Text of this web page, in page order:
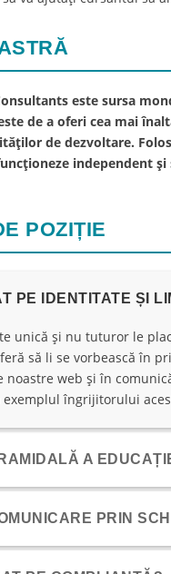
este sursa
este de a oferi cea mai
de dezvoltare.
independent
POZIȚIE
PE IDENTITATE ȘI
unică și nu tuturor le
să li se vorbească în
noastre web și în
îngrijitorului
A
PRIN